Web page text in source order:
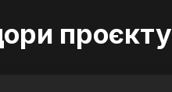
проєкту